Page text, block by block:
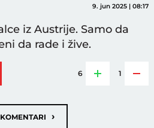
9. jun 2025 | 08:17
iz Austrije. Samo da
da rade i žive.
6 1
›